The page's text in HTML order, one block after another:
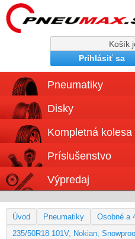
Košík
Prihlásiť sa
Pneumatiky
Disky
Kompletná kolesa
Príslušenstvo
Výpredaj
Úvod Pneumatiky Osobné a
235/50R18 101V, Nokian,